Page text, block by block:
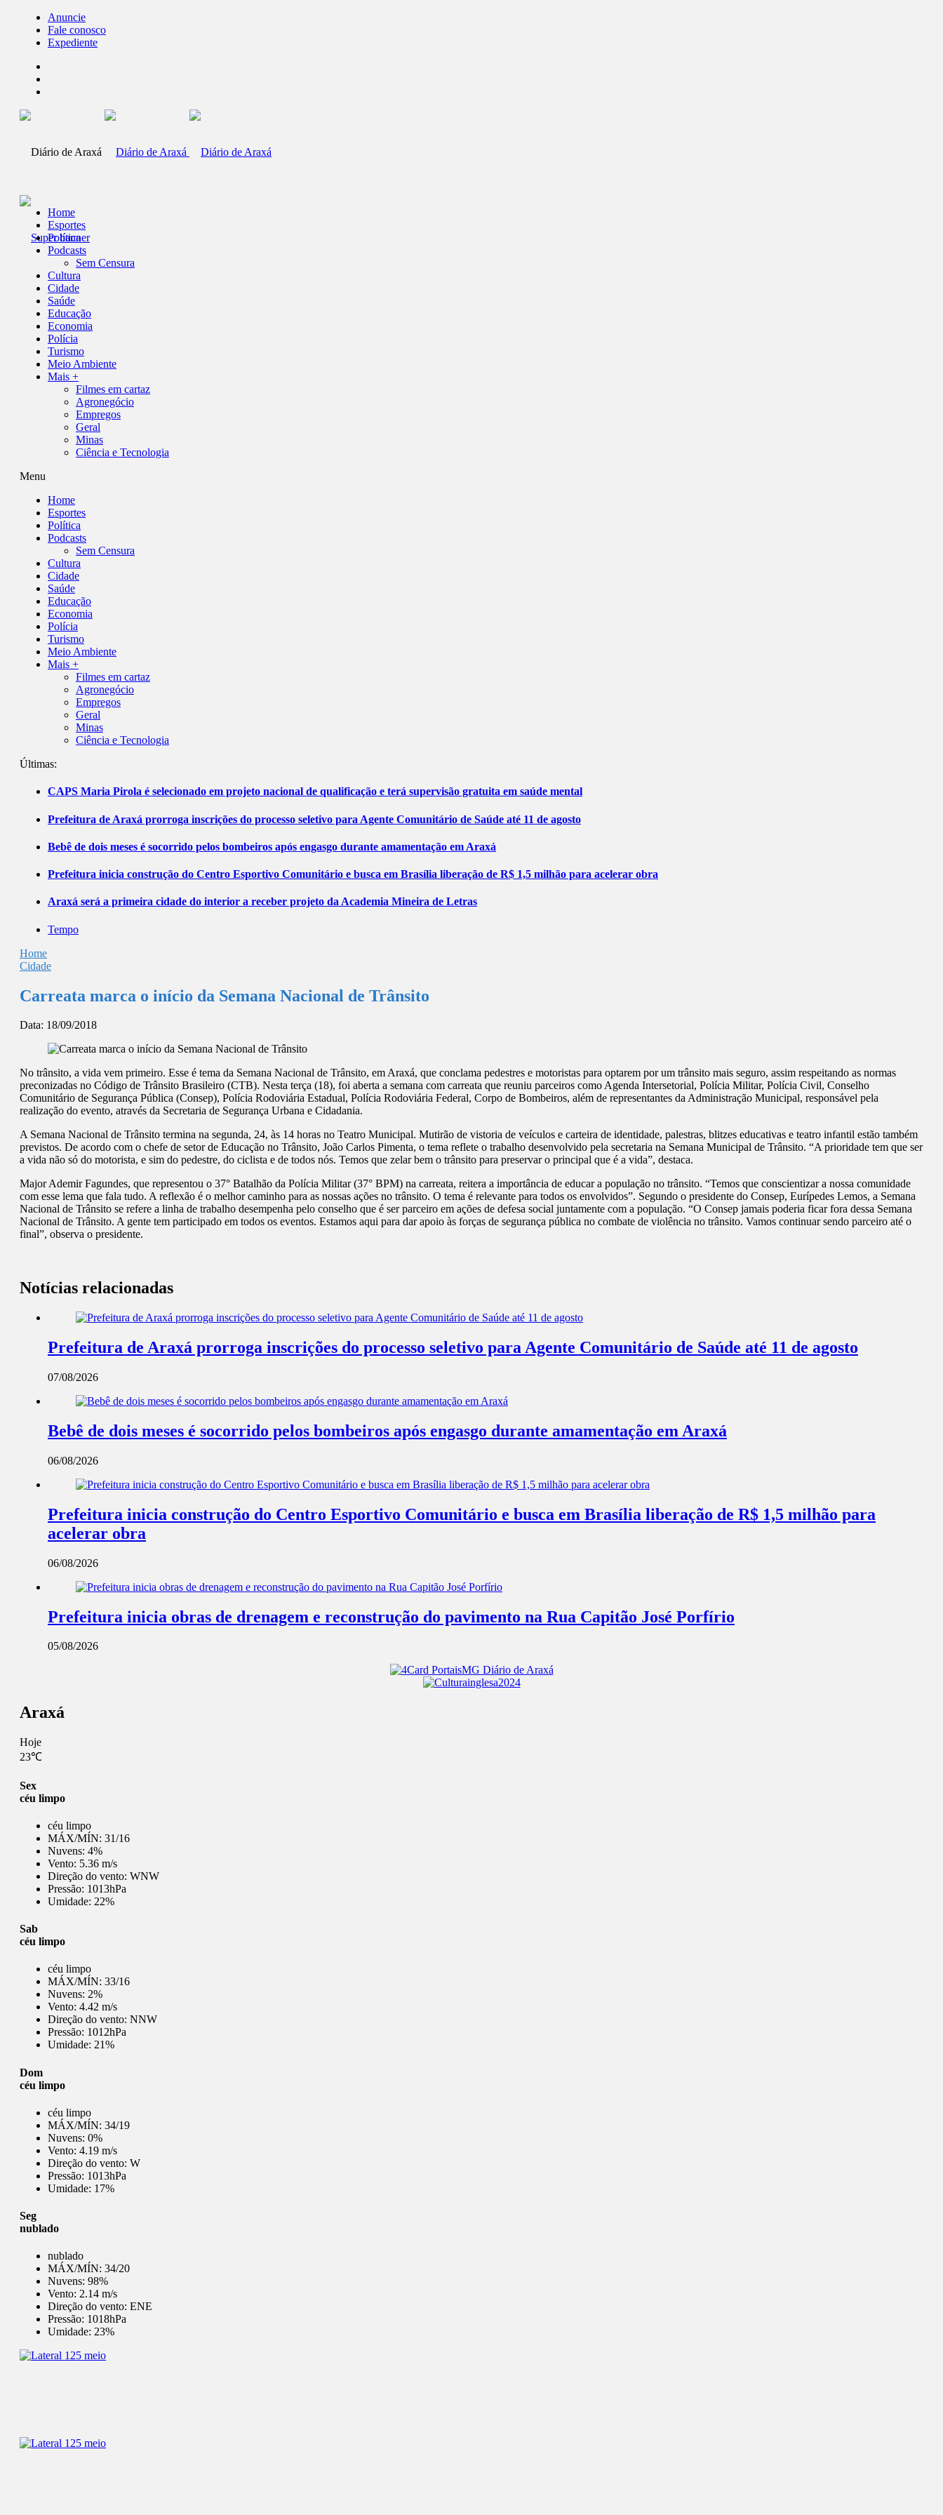
Anuncie
Fale conosco
Expediente
Home
Esportes
Política
Podcasts
Sem Censura
Cultura
Cidade
Saúde
Educação
Economia
Polícia
Turismo
Meio Ambiente
Mais +
Filmes em cartaz
Agronegócio
Empregos
Geral
Minas
Ciência e Tecnologia
Menu
Home
Esportes
Política
Podcasts
Sem Censura
Cultura
Cidade
Saúde
Educação
Economia
Polícia
Turismo
Meio Ambiente
Mais +
Filmes em cartaz
Agronegócio
Empregos
Geral
Minas
Ciência e Tecnologia
Últimas:
CAPS Maria Pirola é selecionado em projeto nacional de qualificação e terá supervisão gratuita em saúde mental
Prefeitura de Araxá prorroga inscrições do processo seletivo para Agente Comunitário de Saúde até 11 de agosto
Bebê de dois meses é socorrido pelos bombeiros após engasgo durante amamentação em Araxá
Prefeitura inicia construção do Centro Esportivo Comunitário e busca em Brasília liberação de R$ 1,5 milhão para acelerar obra
Araxá será a primeira cidade do interior a receber projeto da Academia Mineira de Letras
Tempo
Home
Cidade
Carreata marca o início da Semana Nacional de Trânsito
Data: 18/09/2018
No trânsito, a vida vem primeiro. Esse é tema da Semana Nacional de Trânsito, em Araxá, que conclama pedestres e motoristas para optarem por um trânsito mais seguro, assim respeitando as normas
preconizadas no Código de Trânsito Brasileiro (CTB). Nesta terça (18), foi aberta a semana com carreata que reuniu parceiros como Agenda Intersetorial, Polícia Militar, Polícia Civil, Conselho
Comunitário de Segurança Pública (Consep), Polícia Rodoviária Estadual, Polícia Rodoviária Federal, Corpo de Bombeiros, além de representantes da Administração Municipal, responsável pela
realização do evento, através da Secretaria de Segurança Urbana e Cidadania.
A Semana Nacional de Trânsito termina na segunda, 24, às 14 horas no Teatro Municipal. Mutirão de vistoria de veículos e carteira de identidade, palestras, blitzes educativas e teatro infantil estão também
previstos. De acordo com o chefe de setor de Educação no Trânsito, João Carlos Pimenta, o tema reflete o trabalho desenvolvido pela secretaria na Semana Municipal de Trânsito. “A prioridade tem que ser
a vida não só do motorista, e sim do pedestre, do ciclista e de todos nós. Temos que zelar bem o trânsito para preservar o principal que é a vida”, destaca.
Major Ademir Fagundes, que representou o 37° Batalhão da Polícia Militar (37° BPM) na carreata, reitera a importância de educar a população no trânsito. “Temos que conscientizar a nossa comunidade
com esse lema que fala tudo. A reflexão é o melhor caminho para as nossas ações no trânsito. O tema é relevante para todos os envolvidos”. Segundo o presidente do Consep, Eurípedes Lemos, a Semana
Nacional de Trânsito se refere a linha de trabalho desempenha pelo conselho que é ser parceiro em ações de defesa social juntamente com a população. “O Consep jamais poderia ficar fora dessa Semana
Nacional de Trânsito. A gente tem participado em todos os eventos. Estamos aqui para dar apoio às forças de segurança pública no combate de violência no trânsito. Vamos continuar sendo parceiro até o
final”, observa o presidente.
Notícias relacionadas
Prefeitura de Araxá prorroga inscrições do processo seletivo para Agente Comunitário de Saúde até 11 de agosto
07/08/2026
Bebê de dois meses é socorrido pelos bombeiros após engasgo durante amamentação em Araxá
06/08/2026
Prefeitura inicia construção do Centro Esportivo Comunitário e busca em Brasília liberação de R$ 1,5 milhão para
acelerar obra
06/08/2026
Prefeitura inicia obras de drenagem e reconstrução do pavimento na Rua Capitão José Porfírio
05/08/2026
Araxá
Hoje
23℃
Sex
céu limpo
céu limpo
MÁX/MÍN: 31/16
Nuvens: 4%
Vento: 5.36 m/s
Direção do vento: WNW
Pressão: 1013hPa
Umidade: 22%
Sab
céu limpo
céu limpo
MÁX/MÍN: 33/16
Nuvens: 2%
Vento: 4.42 m/s
Direção do vento: NNW
Pressão: 1012hPa
Umidade: 21%
Dom
céu limpo
céu limpo
MÁX/MÍN: 34/19
Nuvens: 0%
Vento: 4.19 m/s
Direção do vento: W
Pressão: 1013hPa
Umidade: 17%
Seg
nublado
nublado
MÁX/MÍN: 34/20
Nuvens: 98%
Vento: 2.14 m/s
Direção do vento: ENE
Pressão: 1018hPa
Umidade: 23%